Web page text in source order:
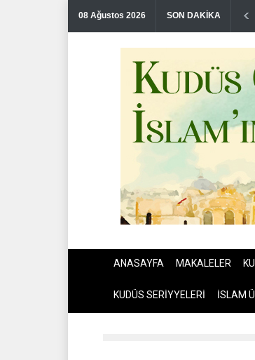
08 Ağustos 2026 SON DAKİKA
ANASAYFA MAKALELER
KUDÜS SERİYYELERİ İSLAM